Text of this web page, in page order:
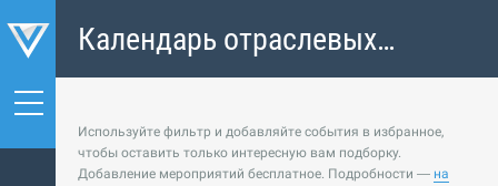
Календарь отраслевых
событий
Используйте фильтр и добавляйте события в избранное,
чтобы оставить только интересную вам подборку.
Добавление мероприятий бесплатное. Подробности — на